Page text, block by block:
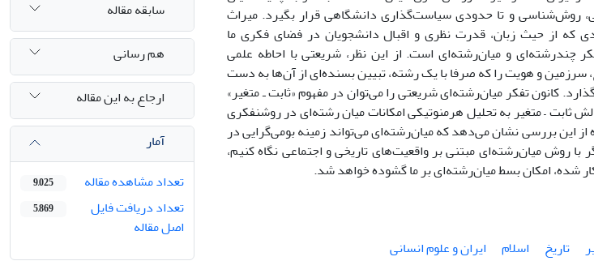
روش‌شناسی و تا حدودی سیاست‌گذاری دانشگاهی قرار بگیرد. میراث
که از حیث زبان، قدرت نظری و اقبال دانشجویان در فضای فکری ما
چندرشته‌ای و میان‌رشته‌ای است. از این نظر، شریعتی با احاطه علمی
سرزمین و هویت را که صرفا با یک رشته‌، تبیین بسنده‌ای از آن‌ها به دست
کانون تفکر میان‌رشته‌ای شریعتی را می‌توان در مفهوم «ثابت ـ متغیر»
ثابت–متغیر به تحلیل هرمنوتیکی امکانات میان رشته‌ای در روشنفکری
این بررسی نشان می‌دهد که میان‌رشته‌ای می‌تواند زمینه بومی‌گرایی در
با روش میان‌رشته‌ای مبتنی بر واقعیت‌های تاریخی و اجتماعی نگاه کنیم،
شده، امکان بسط میان‌رشته‌ای بر ما گشوده خواهد شد.
تاریخ اسلام ایران و علوم انسانی
سابقه مقاله
هم رسانی
ارجاع به این مقاله
آمار
تعداد مشاهده مقاله
9,025
تعداد دریافت فایل
اصل مقاله
5,869